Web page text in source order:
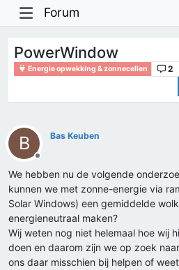
Forum
PowerWindow
Energie opwekking & zonnecellen 2
B
Offline
Bas Keuben
We hebben nu de volgende
kunnen we met zonne-energie via
Solar Windows) een gemiddelde
energieneutraal maken?
Wij weten nog niet helemaal hoe wij
doen en daarom zijn we op zoek
ons daar misschien bij helpen of